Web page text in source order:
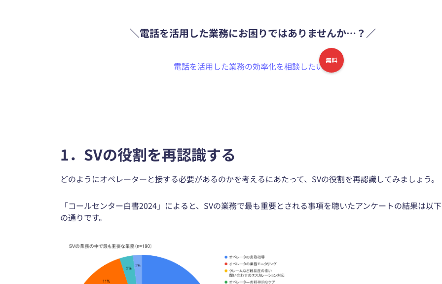
＼電話を活用した業務にお困りではありませんか…？／
無料
電話を活用した業務の効率化を相談したい！
1．SVの役割を再認識する
どのようにオペレーターと接する必要があるのかを考えるにあたって、SVの役割を再認識してみましょう。
「コールセンター白書2024」によると、SVの業務で最も重要とされる事項を聴いたアンケートの結果は以下
の通りです。